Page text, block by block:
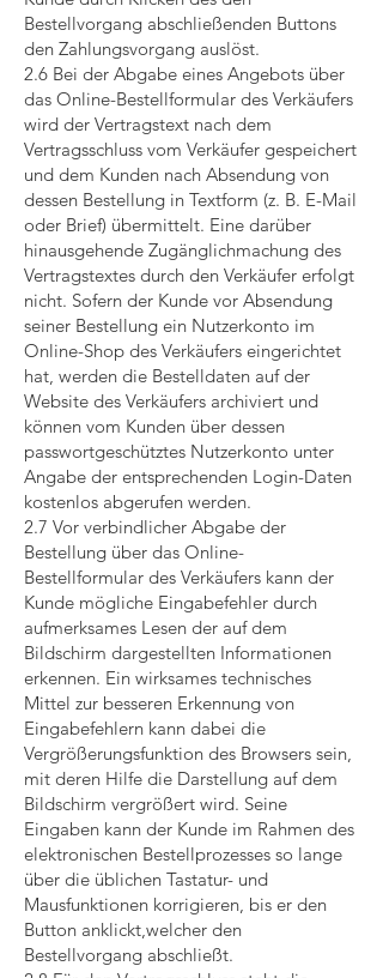
Bestellvorgang abschließenden Buttons
den Zahlungsvorgang auslöst.
2.6 Bei der Abgabe eines Angebots über
das Online-Bestellformular des Verkäufers
wird der Vertragstext nach dem
Vertragsschluss vom Verkäufer gespeichert
und dem Kunden nach Absendung von
dessen Bestellung in Textform (z. B. E-Mail
oder Brief) übermittelt. Eine darüber
hinausgehende Zugänglichmachung des
Vertragstextes durch den Verkäufer erfolgt
nicht. Sofern der Kunde vor Absendung
seiner Bestellung ein Nutzerkonto im
Online-Shop des Verkäufers eingerichtet
hat, werden die Bestelldaten auf der
Website des Verkäufers archiviert und
können vom Kunden über dessen
passwortgeschütztes Nutzerkonto unter
Angabe der entsprechenden Login-Daten
kostenlos abgerufen werden.
2.7 Vor verbindlicher Abgabe der
Bestellung über das Online-
Bestellformular des Verkäufers kann der
Kunde mögliche Eingabefehler durch
aufmerksames Lesen der auf dem
Bildschirm dargestellten Informationen
erkennen. Ein wirksames technisches
Mittel zur besseren Erkennung von
Eingabefehlern kann dabei die
Vergrößerungsfunktion des Browsers sein,
mit deren Hilfe die Darstellung auf dem
Bildschirm vergrößert wird. Seine
Eingaben kann der Kunde im Rahmen des
elektronischen Bestellprozesses so lange
über die üblichen Tastatur- und
Mausfunktionen korrigieren, bis er den
Button anklickt,welcher den
Bestellvorgang abschließt.